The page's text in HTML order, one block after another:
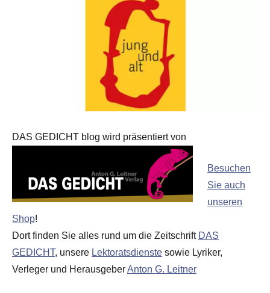
DAS GEDICHT blog wird präsentiert von
Besuchen
Sie auch
unseren
Shop!
Dort finden Sie alles rund um die Zeitschrift DAS
GEDICHT, unsere Lektoratsdienste sowie Lyriker,
Verleger und HerausgeberAnton G. Leitner